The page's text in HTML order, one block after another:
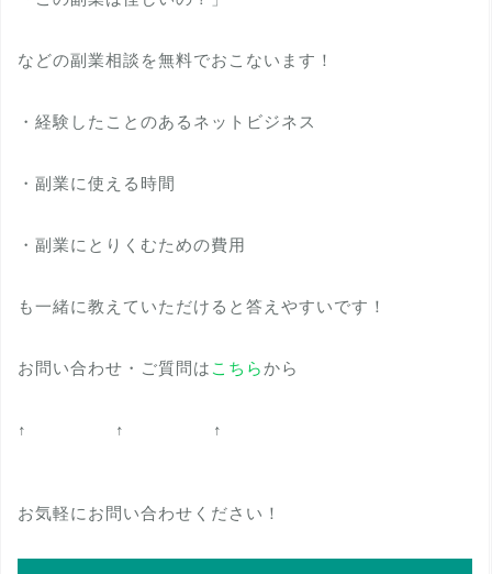
などの副業相談を無料でおこないます！
・経験したことのあるネットビジネス
・副業に使える時間
・副業にとりくむための費用
も一緒に教えていただけると答えやすいです！
お問い合わせ・ご質問は こちら から
↑ ↑ ↑
お気軽にお問い合わせください！